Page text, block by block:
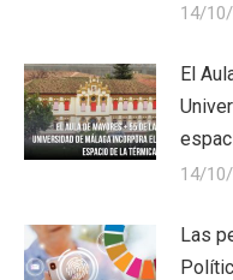
14/
El
14/
Las